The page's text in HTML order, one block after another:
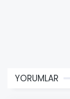
YORUMLAR